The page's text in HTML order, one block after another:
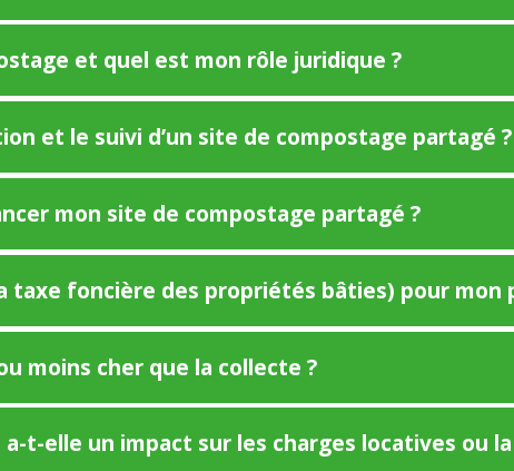
et quel est mon rôle juridique ?
et le suivi d’un site de compostage partagé ?
mon site de compostage partagé ?
taxe foncière des propriétés bâties) pour
moins cher que la collecte ?
t-elle un impact sur les charges locatives ou